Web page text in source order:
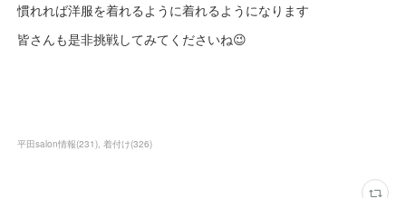
慣れれば洋服を着れるように着れるようになります
皆さんも是非挑戦してみてくださいね😉
平田salon情報(231) 着付け(326)